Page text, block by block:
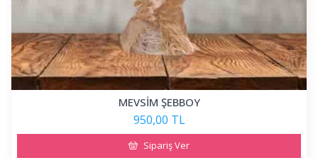
MEVSİM ŞEBBOY
950,00 TL
Sipariş Ver